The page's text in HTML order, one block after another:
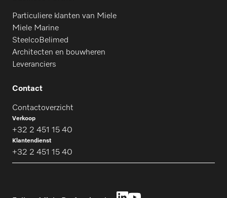
Particuliere klanten van Miele
Miele Marine
SteelcoBelimed
Architecten en bouwheren
Leveranciers
Contact
Contactoverzicht
Verkoop
+32 2 451 15 40
Klantendienst
+32 2 451 15 40